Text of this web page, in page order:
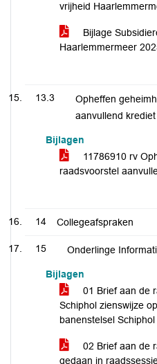
vrijheid
Bijlage
Haarlemmermeer
13.3
Opheffen
aanvullend
Bijlagen
11786910 rv
raadsvoorstel
14 Collegeafspraken
15 Onderlinge
Bijlagen
01 Brief aan de
Schiphol zienswijze
banenstelsel
02 Brief aan de
gedaan in